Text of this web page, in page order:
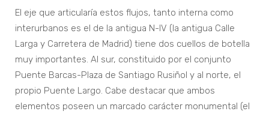
El eje que articularía estos flujos, tanto interna como
interurbanos es el de la antigua N-IV (la antigua Calle
Larga y Carretera de Madrid) tiene dos cuellos de botella
muy importantes. Al sur, constituido por el conjunto
Puente Barcas-Plaza de Santiago Rusiñol y al norte, el
propio Puente Largo. Cabe destacar que ambos
elementos poseen un marcado carácter monumental (el